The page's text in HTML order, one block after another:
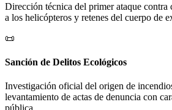
Dirección técnica del primer ataque
a los helicópteros y retenes del cuerpo de
📜
Sanción de Delitos Ecológicos
Investigación oficial del origen de
levantamiento de actas de denuncia con